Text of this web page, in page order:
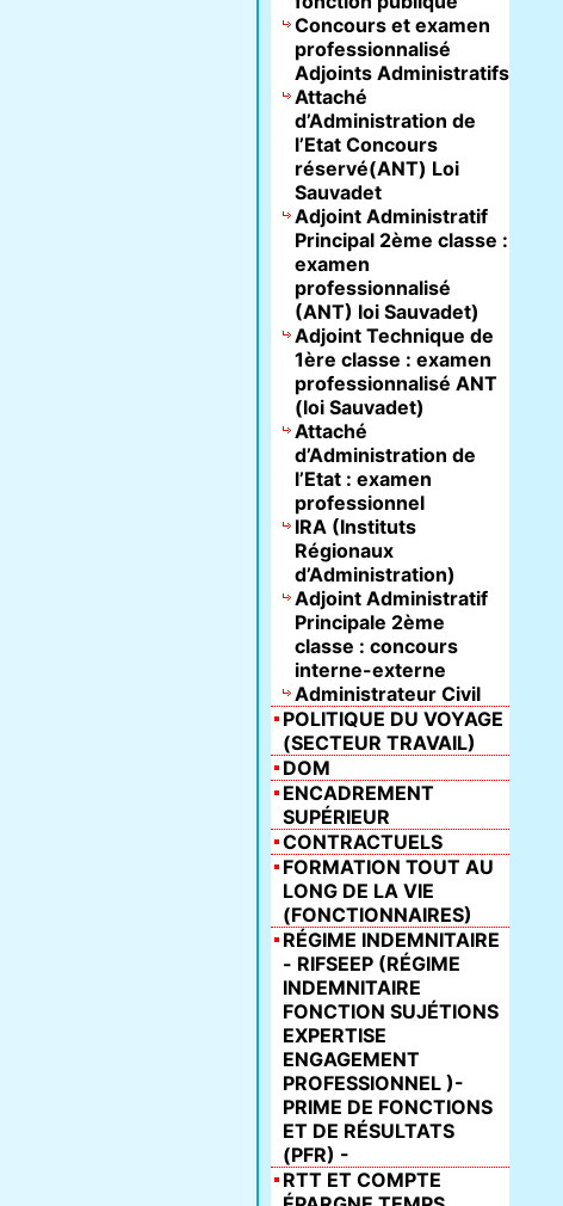
Concours et examen
professionnalisé
Adjoints Administratifs
Attaché
d’Administration de
l’Etat Concours
réservé(ANT) Loi
Sauvadet
Adjoint Administratif
Principal 2ème classe :
examen
professionnalisé
(ANT) loi Sauvadet)
Adjoint Technique de
1ère classe : examen
professionnalisé ANT
(loi Sauvadet)
Attaché
d’Administration de
l’Etat : examen
professionnel
IRA (Instituts
Régionaux
d’Administration)
Adjoint Administratif
Principale 2ème
classe : concours
interne-externe
Administrateur Civil
POLITIQUE DU VOYAGE
(SECTEUR TRAVAIL)
DOM
ENCADREMENT
SUPÉRIEUR
CONTRACTUELS
FORMATION TOUT AU
LONG DE LA VIE
(FONCTIONNAIRES)
RÉGIME INDEMNITAIRE
- RIFSEEP (RÉGIME
INDEMNITAIRE
FONCTION SUJÉTIONS
EXPERTISE
ENGAGEMENT
PROFESSIONNEL )-
PRIME DE FONCTIONS
ET DE RÉSULTATS
(PFR) -
RTT ET COMPTE